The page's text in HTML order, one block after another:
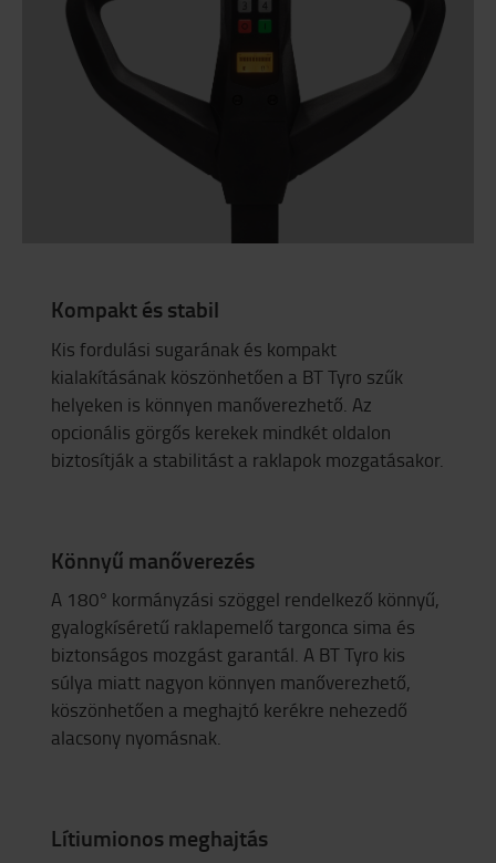
Kompakt és stabil
Kis fordulási sugarának és kompakt
kialakításának köszönhetően a BT Tyro szűk
helyeken is könnyen manőverezhető. Az
opcionális görgős kerekek mindkét oldalon
biztosítják a stabilitást a raklapok mozgatásakor.
Könnyű manőverezés
A 180° kormányzási szöggel rendelkező könnyű,
gyalogkíséretű raklapemelő targonca sima és
biztonságos mozgást garantál. A BT Tyro kis
súlya miatt nagyon könnyen manőverezhető,
köszönhetően a meghajtó kerékre nehezedő
alacsony nyomásnak.
Lítiumionos meghajtás